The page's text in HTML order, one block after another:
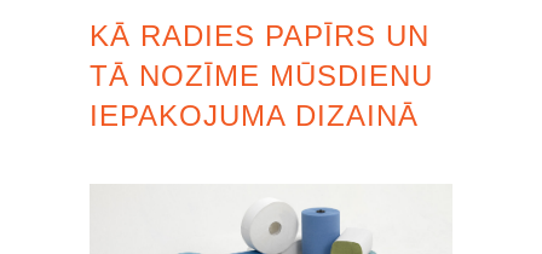
KĀ RADIES PAPĪRS UN
TĀ NOZĪME MŪSDIENU
IEPAKOJUMA DIZAINĀ